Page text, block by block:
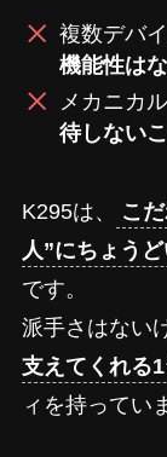
複数デバ
機能性は
メカニカ
待しない
K295は、
こ
人”にちょう
です。
派手さはない
支えてくれる
ィを持ってい